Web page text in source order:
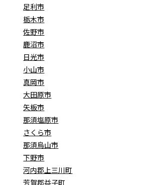
足利市
栃木市
佐野市
鹿沼市
日光市
小山市
真岡市
大田原市
矢板市
那須塩原市
さくら市
那須烏山市
下野市
河内郡上三川町
芳賀郡益子町